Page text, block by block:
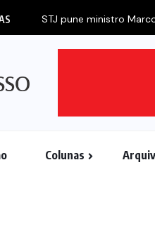
STJ pune ministro
Colunas